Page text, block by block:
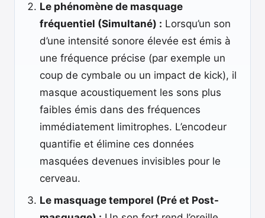
Le phénomène de masquage
fréquentiel (Simultané) : Lorsqu’un son
d’une intensité sonore élevée est émis à
une fréquence précise (par exemple un
coup de cymbale ou un impact de kick), il
masque acoustiquement les sons plus
faibles émis dans des fréquences
immédiatement limitrophes. L’encodeur
quantifie et élimine ces données
masquées devenues invisibles pour le
cerveau.
Le masquage temporel (Pré et Post-